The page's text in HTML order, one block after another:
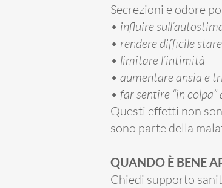
Secrezioni e odore
• influire
• rendere difficile
• limitare l’intimità
• aumentare ansia e
• far sentire “in
Questi effetti non
sono parte della
QUANDO È BENE
Chiedi supporto